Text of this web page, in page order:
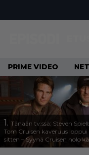
PRIME VIDEO
1. Tänään tv:ssä: Steven
Tom Cruisen kaveruus loppui
sitten – Syynä Cruisen nolo